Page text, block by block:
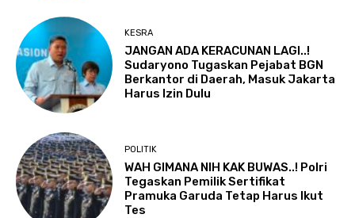
KESRA
JANGAN ADA KERACUNAN LAGI..!
Sudaryono Tugaskan Pejabat BGN
Berkantor di Daerah, Masuk Jakarta
Harus Izin Dulu
POLITIK
WAH GIMANA NIH KAK BUWAS..! Polri
Tegaskan Pemilik Sertifikat
Pramuka Garuda Tetap Harus Ikut
Tes